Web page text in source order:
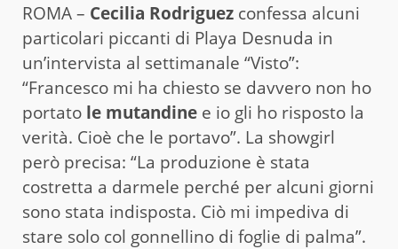
ROMA – Cecilia Rodriguez confessa alcuni
particolari piccanti di Playa Desnuda in
un’intervista al settimanale “Visto”:
“Francesco mi ha chiesto se davvero non ho
portato le mutandine e io gli ho risposto la
verità. Cioè che le portavo”. La showgirl
però precisa: “La produzione è stata
costretta a darmele perché per alcuni giorni
sono stata indisposta. Ciò mi impediva di
stare solo col gonnellino di foglie di palma”.